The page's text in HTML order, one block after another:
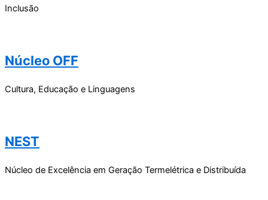
Inclusão
Núcleo OFF
Cultura, Educação e Linguagens
NEST
Núcleo de Excelência em Geração Termelétrica e Distribuída